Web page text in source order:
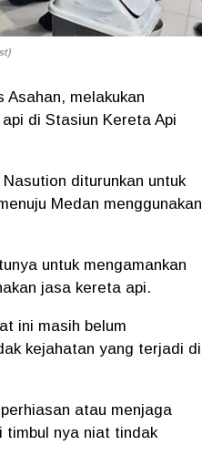
melakukan
di Stasiun Kereta Api
diturunkan untuk
Medan menggunakan
untuk mengamankan
jasa kereta api.
ini masih belum
kejahatan yang terjadi di
atau menjaga
timbul nya niat tindak